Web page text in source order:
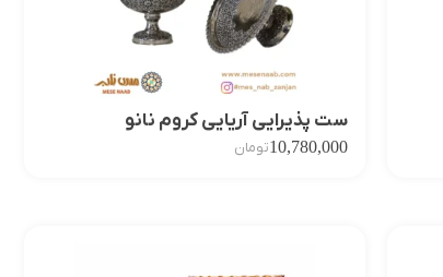
ست پذیرایی آریایی کروم نانو
10,780,000تومان